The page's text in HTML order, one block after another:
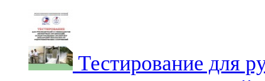
Тестирование для